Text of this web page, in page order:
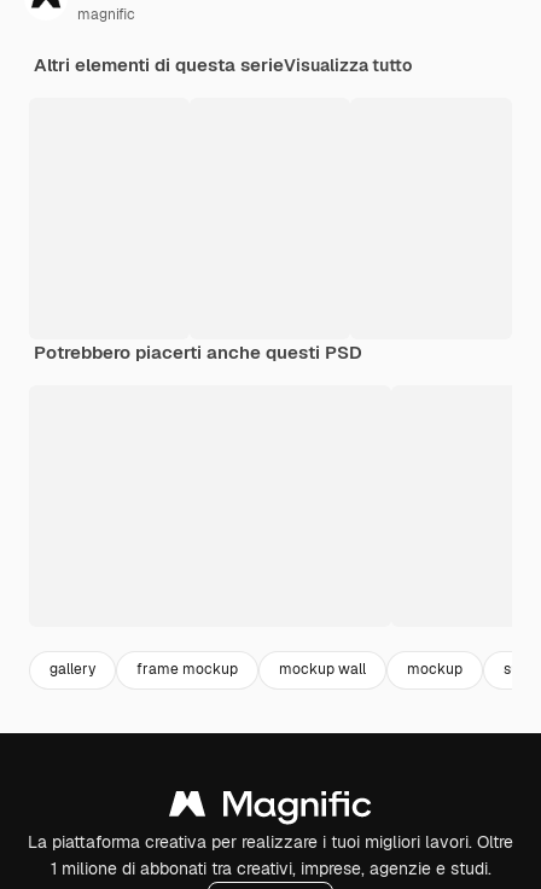
magnific
Altri elementi di questa serieVisualizza tutto
Potrebbero piacerti anche questi PSD
gallery frame mockup mockup wall mockup
La piattaforma creativa per realizzare i tuoi migliori lavori. Oltre
1 milione di abbonati tra creativi, imprese, agenzie e studi.